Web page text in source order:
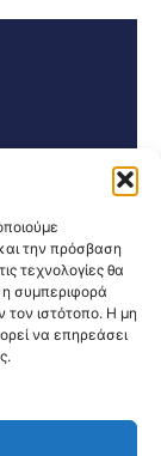
την πρόσβαση
τεχνολογίες θα
συμπεριφορά
τον ιστότοπο. Η μη
να επηρεάσει